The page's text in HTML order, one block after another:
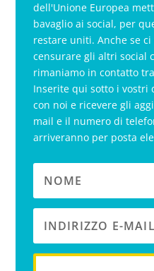
dell'Unione Europea
bavaglio ai social, per
restare uniti. Anche se
censurare gli altri social
rimaniamo in contatto
Inserite qui sotto i vostri
con noi e ricevere gli
mail e il numero di
arriveranno per posta